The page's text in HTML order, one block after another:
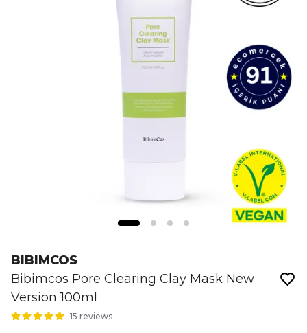
BIBIMCOS
Bibimcos Pore Clearing Clay Mask New
Version 100ml
15 reviews